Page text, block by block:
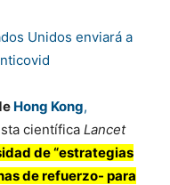
Unidos enviará a
Hong Kong,
científica Lancet
de “estrategias
de refuerzo- para